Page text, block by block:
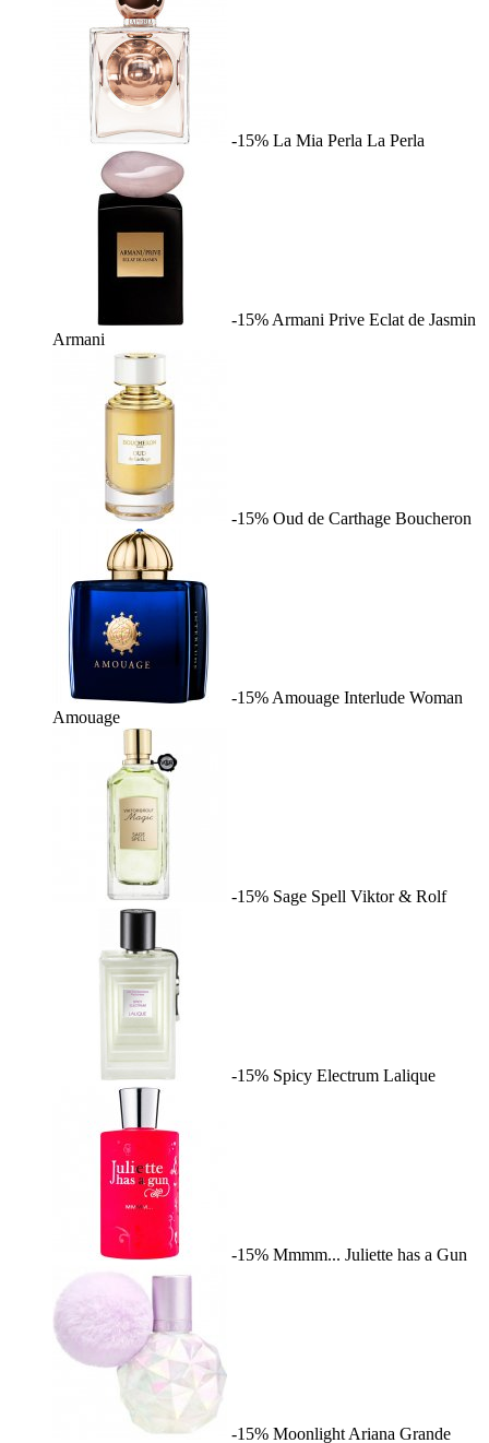
-15% La Mia Perla La Perla
-15% Armani Prive Eclat de Jasmin
Armani
-15% Oud de Carthage Boucheron
-15% Amouage Interlude Woman
Amouage
-15% Sage Spell Viktor & Rolf
-15% Spicy Electrum Lalique
-15% Mmmm... Juliette has a Gun
-15% Moonlight Ariana Grande